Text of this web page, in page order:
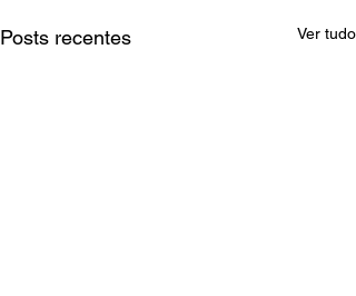
Posts recentes Ver tudo